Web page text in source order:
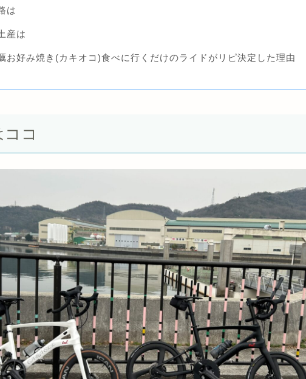
は
産は
お好み焼き(カキオコ)食べに行くだけのライドがリピ決定した理由
コ